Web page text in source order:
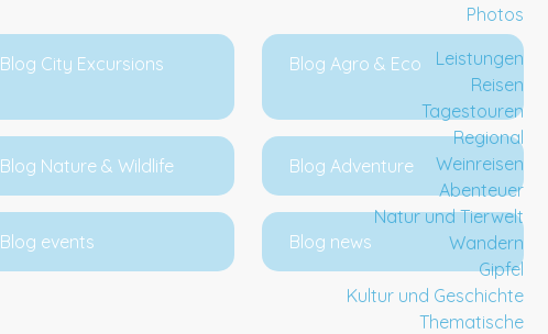
Photos
Leistungen
Reisen
Tagestouren
Regional
Weinreisen
Abenteuer
Natur und Tierwelt
Wandern
Gipfel
Kultur und Geschichte
Thematische
Blog City Excursions Blog Agro & Eco
Blog Nature & Wildlife Blog Adventure
Blog events Blog news